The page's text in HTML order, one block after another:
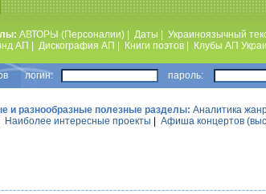
АВТОРЫ (Персоналии) Даты Украиноязычный
АП
Дискография АП Книги поэтов Клубы АП
логин: пароль:
и разнообразные полезные разделы: Аналитика
Наиболее интересные проекты Афиша концертов